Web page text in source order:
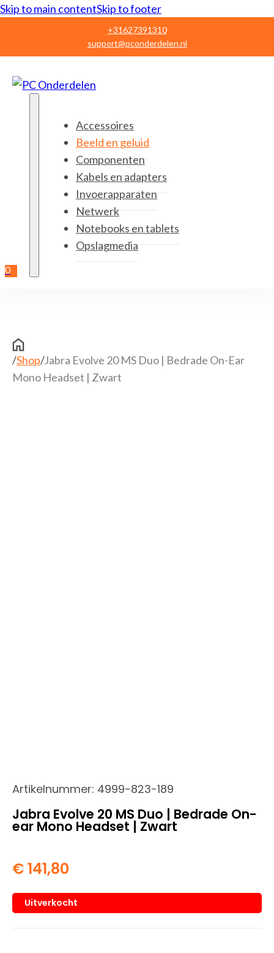
Skip to main contentSkip to footer
+31627391310
support@pconderdelen.nl
0
Accessoires
Beeld en geluid
Componenten
Kabels en adapters
Invoerapparaten
Netwerk
Notebooks en tablets
Opslagmedia
/Shop/Jabra Evolve 20 MS Duo | Bedrade On-Ear
Mono Headset | Zwart
Artikelnummer: 4999-823-189
Jabra Evolve 20 MS Duo | Bedrade On-
ear Mono Headset | Zwart
€141,80
Uitverkocht